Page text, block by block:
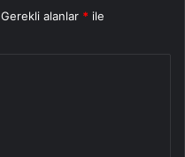
Gerekli alanlar * ile